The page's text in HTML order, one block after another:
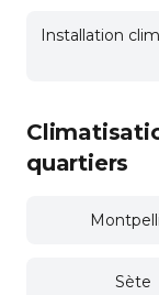
Installation
quartiers
Sète